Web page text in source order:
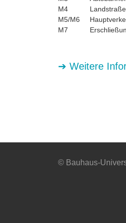
M4 Landstraßen
M5/M6
M7
➔ Weitere
© Bauhaus-